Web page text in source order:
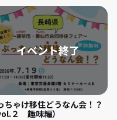
ちゃけ移住どうなん会！？
２ 趣味編）